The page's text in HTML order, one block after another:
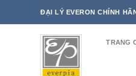
ĐẠI LÝ EVERON CHÍNH
TRANG